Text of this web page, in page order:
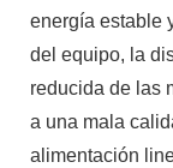
energía estable
del equipo, la
reducida de las
a una mala
alimentación